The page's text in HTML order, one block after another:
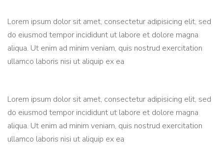
Lorem ipsum dolor sit amet, consectetur adipisicing elit, sed
do eiusmod tempor incididunt ut labore et dolore magna
aliqua. Ut enim ad minim veniam, quis nostrud exercitation
ullamco laboris nisi ut aliquip ex ea
Lorem ipsum dolor sit amet, consectetur adipisicing elit, sed
do eiusmod tempor incididunt ut labore et dolore magna
aliqua. Ut enim ad minim veniam, quis nostrud exercitation
ullamco laboris nisi ut aliquip ex ea